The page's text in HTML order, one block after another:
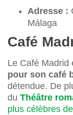
Adresse :
Málaga
Café
Le Café Madrid
pour son café
détendue. De
du Théâtre
plus célèbres